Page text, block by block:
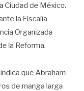
Ciudad de México.
la Fiscalía
Organizada
la Reforma.
que Abraham
de manga larga